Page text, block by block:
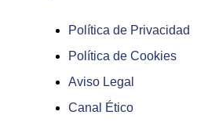
Política de Privacidad
Política de Cookies
Aviso Legal
Canal Ético